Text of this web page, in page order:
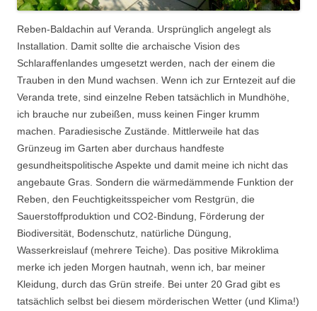
Reben-Baldachin auf Veranda. Ursprünglich angelegt als
Installation. Damit sollte die archaische Vision des
Schlaraffenlandes umgesetzt werden, nach der einem die
Trauben in den Mund wachsen. Wenn ich zur Erntezeit auf die
Veranda trete, sind einzelne Reben tatsächlich in Mundhöhe,
ich brauche nur zubeißen, muss keinen Finger krumm
machen. Paradiesische Zustände. Mittlerweile hat das
Grünzeug im Garten aber durchaus handfeste
gesundheitspolitische Aspekte und damit meine ich nicht das
angebaute Gras. Sondern die wärmedämmende Funktion der
Reben, den Feuchtigkeitsspeicher vom Restgrün, die
Sauerstoffproduktion und CO2-Bindung, Förderung der
Biodiversität, Bodenschutz, natürliche Düngung,
Wasserkreislauf (mehrere Teiche). Das positive Mikroklima
merke ich jeden Morgen hautnah, wenn ich, bar meiner
Kleidung, durch das Grün streife. Bei unter 20 Grad gibt es
tatsächlich selbst bei diesem mörderischen Wetter (und Klima!)